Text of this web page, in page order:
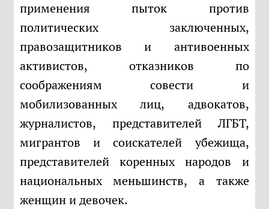
применения пыток против
политических заключенных,
правозащитников и антивоенных
активистов, отказников по
соображениям совести и
мобилизованных лиц, адвокатов,
журналистов, представителей ЛГБТ,
мигрантов и соискателей убежища,
представителей коренных народов и
национальных меньшинств, а также
женщин и девочек.